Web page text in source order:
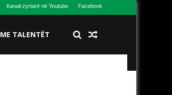
Kanali zyrtarë në Youtube Facebook
ME TALENTËT